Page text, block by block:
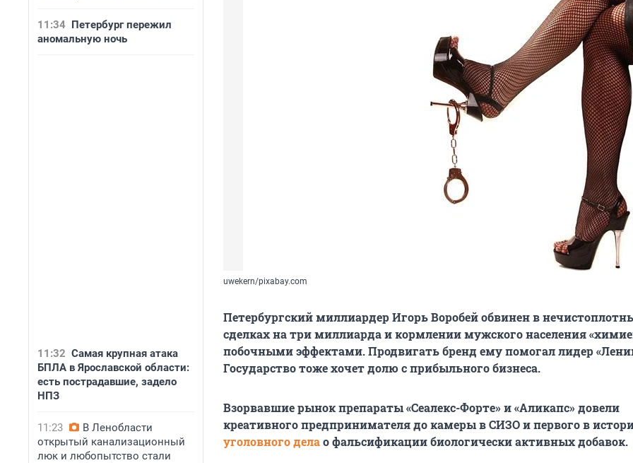
11:34 Петербург пережил
аномальную ночь
11:32 Самая крупная атака
БПЛА в Ярославской области:
есть пострадавшие, задело
НПЗ
11:23
В Ленобласти
открытый канализационный
люк и любопытство стали
uwekern/pixabay.com
Петербургский миллиардер Игорь Воробей обвинен в
сделках на три миллиарда и кормлении мужского населения
побочными эффектами. Продвигать бренд ему помогал лидер
Государство тоже хочет долю с прибыльного бизнеса.
Взорвавшие рынок препараты «Сеалекс-Форте» и «Аликапс» довели
креативного предпринимателя до камеры в СИЗО и первого в
уголовного делао фальсификации биологически активных добавок.